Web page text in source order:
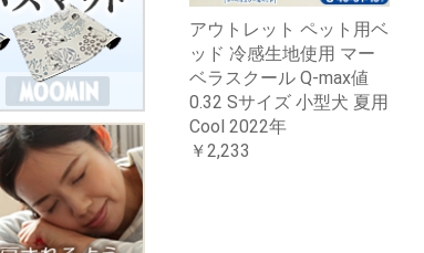
アウトレット ペット用ベ
ッド 冷感生地使用 マー
ベラスクール Q-max値
0.32 Sサイズ 小型犬 夏用
Cool 2022年
￥2,233